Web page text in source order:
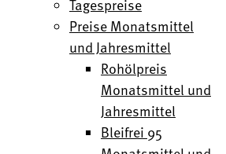
Tagespreise
Preise Monatsmittel
und Jahresmittel
Rohölpreis
Monatsmittel und
Jahresmittel
Bleifrei 95